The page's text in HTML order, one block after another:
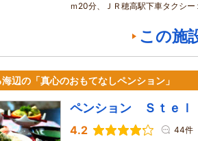
ｍ20分、ＪＲ穂高駅下車タクシー
この施
辺の「真心のおもてなしペンション」
ペンション Ｓｔｅｌ
4.2 44件